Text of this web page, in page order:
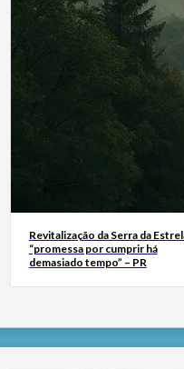
Revitalização da Serra da
“promessa por cumprir há
demasiado tempo” – PR